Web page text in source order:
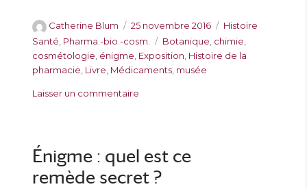
A
u
t
e
r
Catherine Blum
P
u
b
l
é
25 novembre 2016
C
a
t
Histoire
Santé Pharma.-bio.-cosm.
É
t
i
e
Botanique chimie
cosmétologie énigme Exposition Histoire de la
pharmacie Livre Médicaments musée
Laisser un commentaire
é
s
u
Énigme : quel est ce
remède secret ?